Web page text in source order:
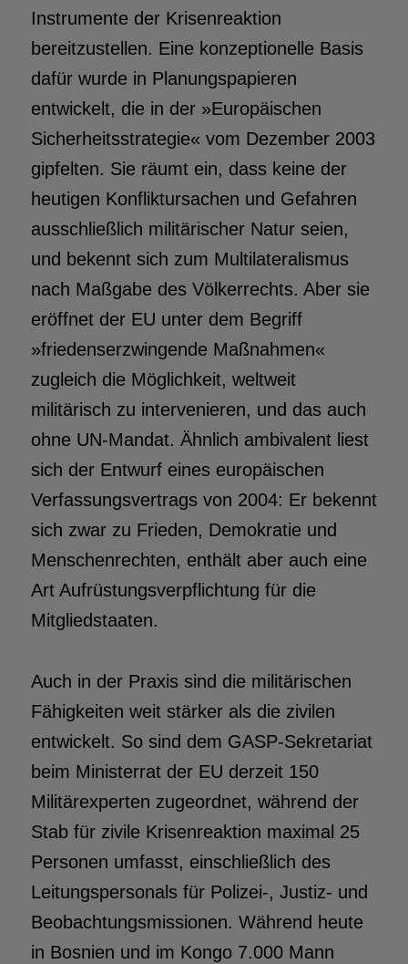
Instrumente der Krisenreaktion
bereitzustellen. Eine konzeptionelle Basis
dafür wurde in Planungspapieren
entwickelt, die in der »Europäischen
Sicherheitsstrategie« vom Dezember 2003
gipfelten. Sie räumt ein, dass keine der
heutigen Konfliktursachen und Gefahren
ausschließlich militärischer Natur seien,
und bekennt sich zum Multilateralismus
nach Maßgabe des Völkerrechts. Aber sie
eröffnet der EU unter dem Begriff
»friedenserzwingende Maßnahmen«
zugleich die Möglichkeit, weltweit
militärisch zu intervenieren, und das auch
ohne UN-Mandat. Ähnlich ambivalent liest
sich der Entwurf eines europäischen
Verfassungsvertrags von 2004: Er bekennt
sich zwar zu Frieden, Demokratie und
Menschenrechten, enthält aber auch eine
Art Aufrüstungsverpflichtung für die
Mitgliedstaaten.
Auch in der Praxis sind die militärischen
Fähigkeiten weit stärker als die zivilen
entwickelt. So sind dem GASP-Sekretariat
beim Ministerrat der EU derzeit 150
Militärexperten zugeordnet, während der
Stab für zivile Krisenreaktion maximal 25
Personen umfasst, einschließlich des
Leitungspersonals für Polizei-, Justiz- und
Beobachtungsmissionen. Während heute
in Bosnien und im Kongo 7.000 Mann